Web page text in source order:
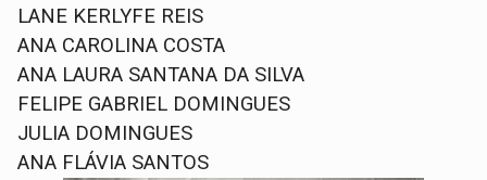
LANE KERLYFE REIS
ANA CAROLINA COSTA
ANA LAURA SANTANA DA SILVA
FELIPE GABRIEL DOMINGUES
JULIA DOMINGUES
ANA FLÁVIA SANTOS